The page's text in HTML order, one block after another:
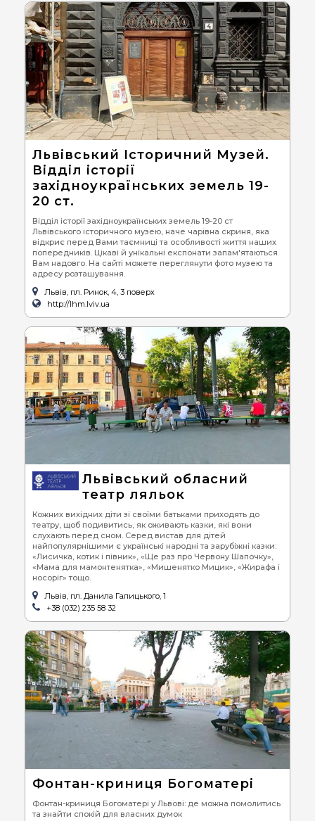
Львівський Історичний Музей.
Відділ історії
західноукраїнських земель 19-
20 ст.
Відділ історії західноукраїнських земель 19-20 ст
Львівського історичного музею, наче чарівна скриня, яка
відкриє перед Вами таємниці та особливості життя наших
попередників. Цікаві й унікальні експонати запам'ятаються
Вам надовго. На сайті можете переглянути фото музею та
адресу розташування.
Львів, пл. Ринок, 4, 3 поверх
http://lhm.lviv.ua
Львівський обласний
театр ляльок
Кожних вихідних діти зі своїми батьками приходять до
театру, щоб подивитись, як оживають казки, які вони
слухають перед сном. Серед вистав для дітей
найпопулярнішими є українські народні та зарубіжні казки:
«Лисичка, котик і півник», «Ще раз про Червону Шапочку»,
«Мама для мамонтенятка», «Мишенятко Мицик», «Жирафа і
носоріг» тощо.
Львів, пл. Данила Галицького, 1
+38 (032) 235 58 32
Фонтан-криниця Богоматері
Фонтан-криниця Богоматері у Львові: де можна помолитись
та знайти спокій для власних думок